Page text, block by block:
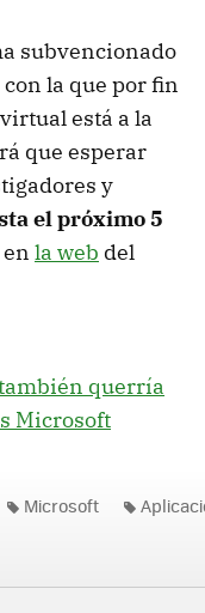
subvencionado
la que por fin
está a la
que esperar
y
el próximo 5
la web del
querría
Microsoft
Microsoft